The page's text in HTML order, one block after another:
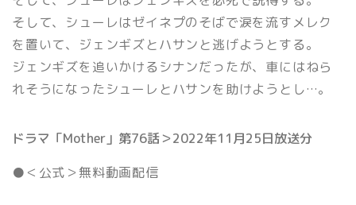
そして、シューレはゼイネプのそばで涙を流すメレク
を置いて、ジェンギズとハサンと逃げようとする。
ジェンギズを追いかけるシナンだったが、車にはねら
れそうになったシューレとハサンを助けようとし…。
ドラマ「Mother」第76話＞2022年11月25日放送分
●＜公式＞無料動画配信